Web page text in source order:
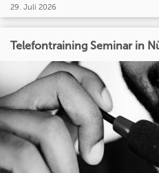
29. Juli 2026
Telefontraining Seminar in